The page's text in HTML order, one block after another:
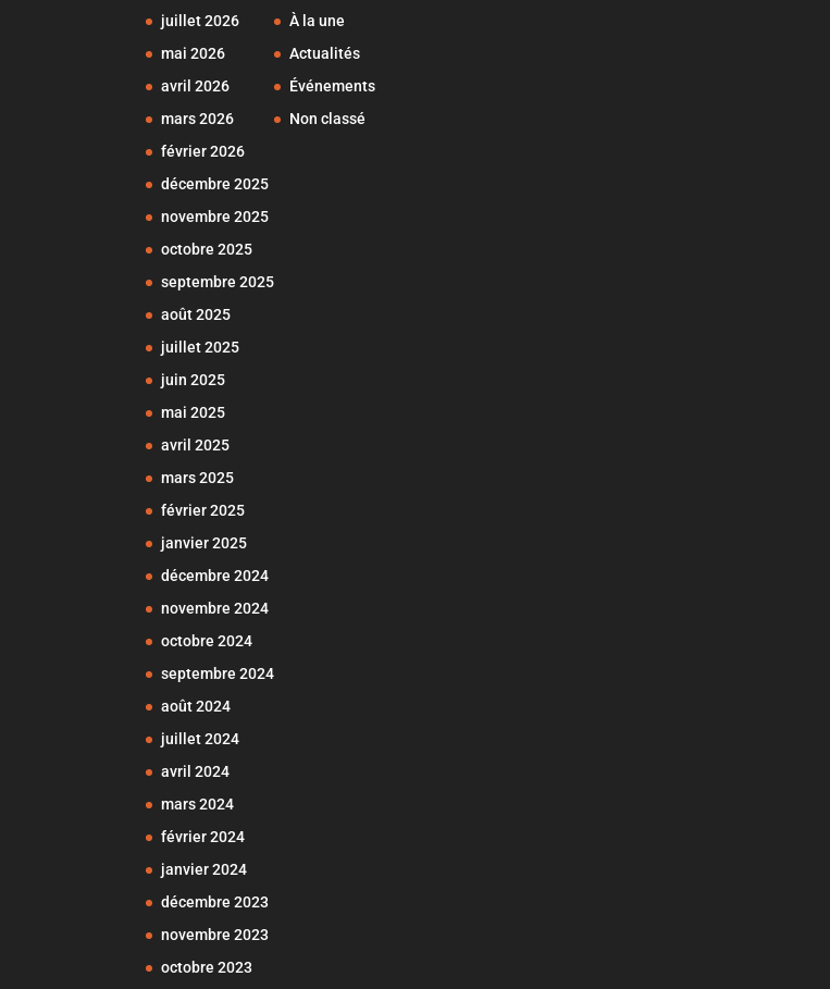
juillet 2026
mai 2026
avril 2026
mars 2026
février 2026
décembre 2025
novembre 2025
octobre 2025
septembre 2025
août 2025
juillet 2025
juin 2025
mai 2025
avril 2025
mars 2025
février 2025
janvier 2025
décembre 2024
novembre 2024
octobre 2024
septembre 2024
août 2024
juillet 2024
avril 2024
mars 2024
février 2024
janvier 2024
décembre 2023
novembre 2023
octobre 2023
À la une
Actualités
Événements
Non classé